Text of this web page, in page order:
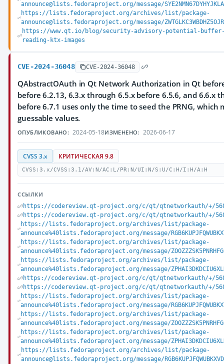
announce@lists.fedoraproject.org/message/
https://lists.fedoraproject.org/archives/list/package-
announce@lists.fedoraproject.org/message/
https://www.qt.io/blog/security-advisory-potential-buffer-
reading-ktx-images
CVE-2024-36048 CVE-2024-36048
QAbstractOAuth in Qt Network Authorization in Qt
before 6.2.13, 6.3.x through 6.5.x before 6.5.6, and 6.6.x
before 6.7.1 uses only the time to seed the PRNG, which
guessable values.
ОПУБЛИКОВАНО: 2024-05-18ИЗМЕНЕНО: 2026-06-17
CVSS 3.x КРИТИЧЕСКАЯ 9.8
CVSS:3.x/CVSS:3.1/AV:N/AC:L/PR:N/UI:N/S:U/C:H/I:H/A:H
ССЫЛКИ
https://codereview.qt-project.org/c/qt/qtnetworkauth/+/
https://codereview.qt-project.org/c/qt/qtnetworkauth/+/
https://lists.fedoraproject.org/archives/list/package-
announce%40lists.fedoraproject.org/message/
https://lists.fedoraproject.org/archives/list/package-
announce%40lists.fedoraproject.org/message/
https://lists.fedoraproject.org/archives/list/package-
announce%40lists.fedoraproject.org/message/
https://codereview.qt-project.org/c/qt/qtnetworkauth/+/
https://codereview.qt-project.org/c/qt/qtnetworkauth/+/
https://lists.fedoraproject.org/archives/list/package-
announce%40lists.fedoraproject.org/message/
https://lists.fedoraproject.org/archives/list/package-
announce%40lists.fedoraproject.org/message/
https://lists.fedoraproject.org/archives/list/package-
announce%40lists.fedoraproject.org/message/
https://lists.fedoraproject.org/archives/list/package-
announce@lists.fedoraproject.org/message/